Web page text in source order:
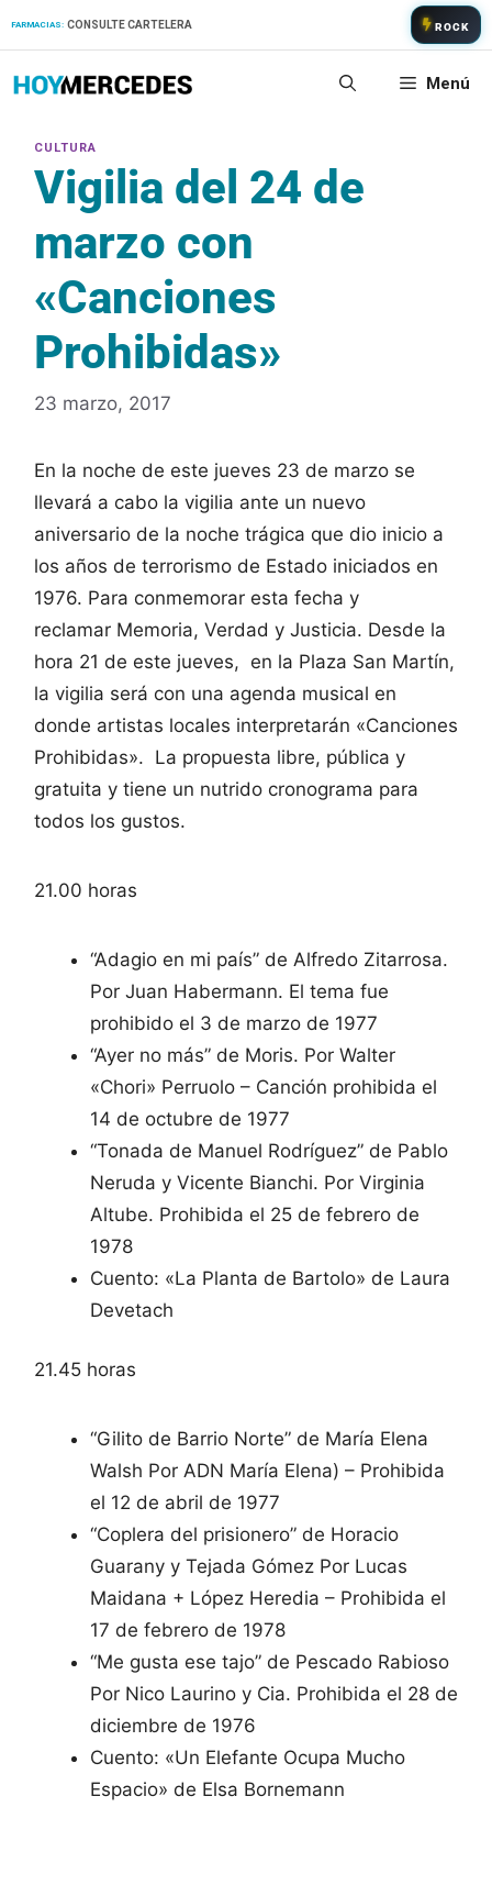
FARMACIAS: CONSULTE CARTELERA ROCK
Menú
Vigilia del 24 de
marzo con
«Canciones
Prohibidas»
23 marzo, 2017
En la noche de este jueves 23 de marzo se
llevará a cabo la vigilia ante un nuevo
aniversario de la noche trágica que dio inicio a
los años de terrorismo de Estado iniciados en
1976. Para conmemorar esta fecha y
reclamar Memoria, Verdad y Justicia. Desde la
hora 21 de este jueves, en la Plaza San Martín,
la vigilia será con una agenda musical en
donde artistas locales interpretarán «Canciones
Prohibidas». La propuesta libre, pública y
gratuita y tiene un nutrido cronograma para
todos los gustos.
21.00 horas
“Adagio en mi país” de Alfredo Zitarrosa.
Por Juan Habermann. El tema fue
prohibido el 3 de marzo de 1977
“Ayer no más” de Moris. Por Walter
«Chori» Perruolo – Canción prohibida el
14 de octubre de 1977
“Tonada de Manuel Rodríguez” de Pablo
Neruda y Vicente Bianchi. Por Virginia
Altube. Prohibida el 25 de febrero de
1978
Cuento: «La Planta de Bartolo» de Laura
Devetach
21.45 horas
“Gilito de Barrio Norte” de María Elena
Walsh Por ADN María Elena) – Prohibida
el 12 de abril de 1977
“Coplera del prisionero” de Horacio
Guarany y Tejada Gómez Por Lucas
Maidana + López Heredia – Prohibida el
17 de febrero de 1978
“Me gusta ese tajo” de Pescado Rabioso
Por Nico Laurino y Cia. Prohibida el 28 de
diciembre de 1976
Cuento: «Un Elefante Ocupa Mucho
Espacio» de Elsa Bornemann